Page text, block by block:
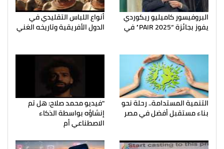
البروفيسور كاميليو ريكوردي
يفوز بجائزة “PAIR 2025” في
أنواع اللباس التقليدي في
الدول الأفريقية وتاريخه الغني
التنمية المستدامة.. رحلة نحو
بناء مستقبل أفضل في مصر
"فيديو محمد صلاح: هل تم
إنشاؤه بواسطة الذكاء
الاصطناعي أم